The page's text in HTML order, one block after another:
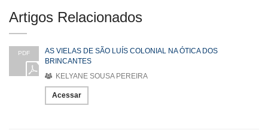
Artigos Relacionados
PDF
AS VIELAS DE SÃO LUÍS COLONIAL NA ÓTICA DOS
BRINCANTES
KELYANE SOUSA PEREIRA
Acessar